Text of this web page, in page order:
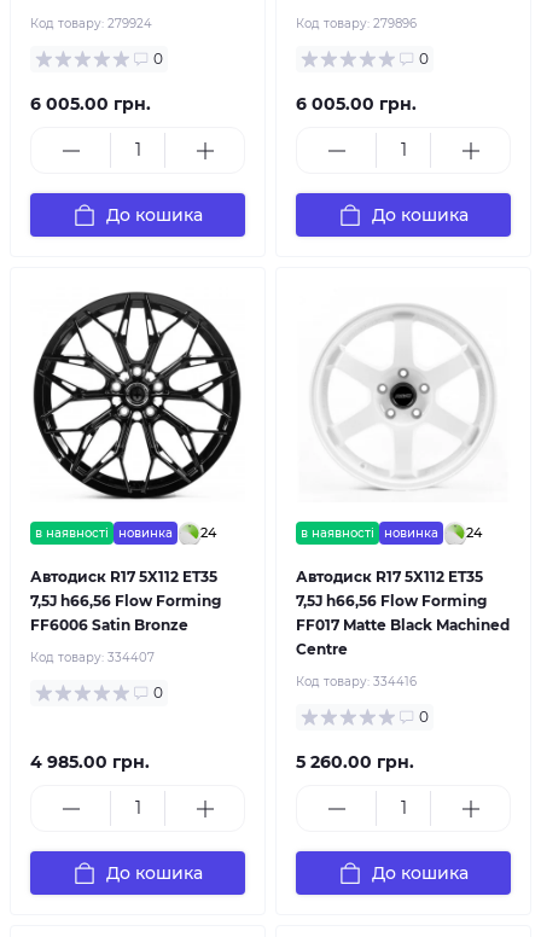
Код товару: 279924
0
6 005.00 грн.
До кошика
Код товару: 279896
0
6 005.00 грн.
До кошика
в наявності новинка 24
Автодиск R17 5X112 ET35
7,5J h66,56 Flow Forming
FF6006 Satin Bronze
Код товару: 334407
0
4 985.00 грн.
До кошика
в наявності новинка 24
Автодиск R17 5X112 ET35
7,5J h66,56 Flow Forming
FF017 Matte Black Machined
Centre
Код товару: 334416
0
5 260.00 грн.
До кошика